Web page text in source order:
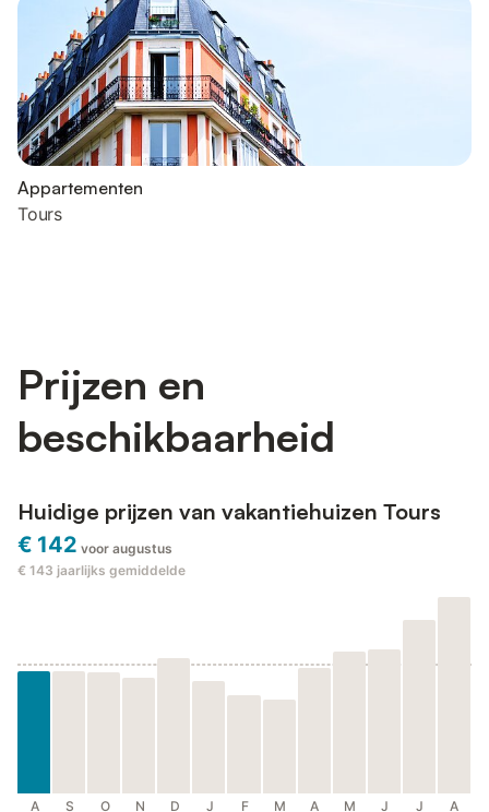
Appartementen
Tours
Prijzen en
beschikbaarheid
Huidige prijzen van vakantiehuizen Tours
€ 142 voor augustus
€ 143 jaarlijks gemiddelde
A S O N D J F M A M J J A